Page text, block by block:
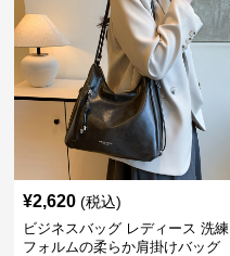
¥2,620 (税込)
ビジネスバッグ レディース 洗練
フォルムの柔らか肩掛けバッグ